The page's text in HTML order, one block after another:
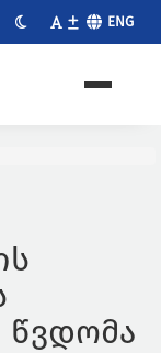
ENG
წვდომა